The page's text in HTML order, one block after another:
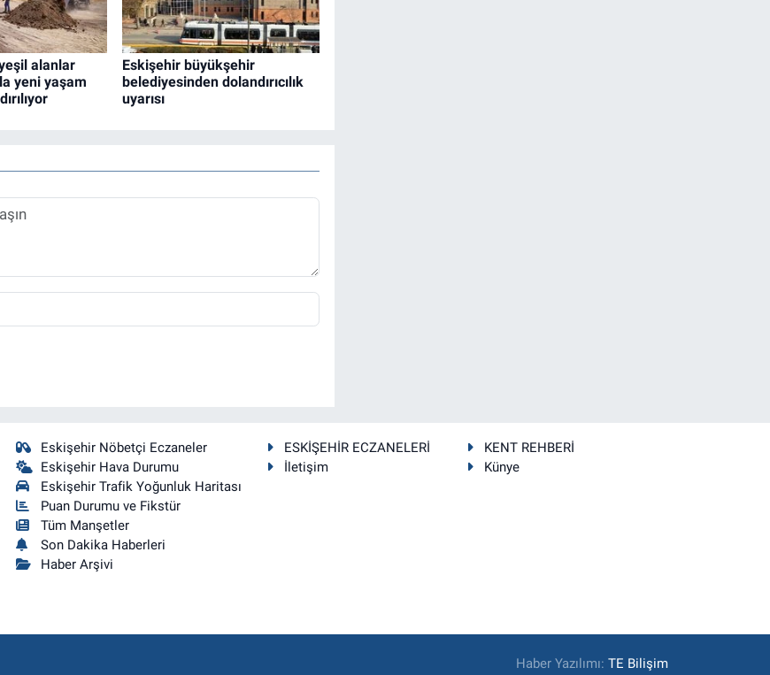
alanlar
yeni yaşam
Eskişehir büyükşehir
belediyesinden dolandırıcılık
uyarısı
Eskişehir Nöbetçi Eczaneler
Eskişehir Hava Durumu
Eskişehir Trafik Yoğunluk Haritası
Puan Durumu ve Fikstür
Tüm Manşetler
Son Dakika Haberleri
Haber Arşivi
ESKİŞEHİR ECZANELERİ
KENT REHBERİ
İletişim
Künye
Haber Yazılımı:TE Bilişim